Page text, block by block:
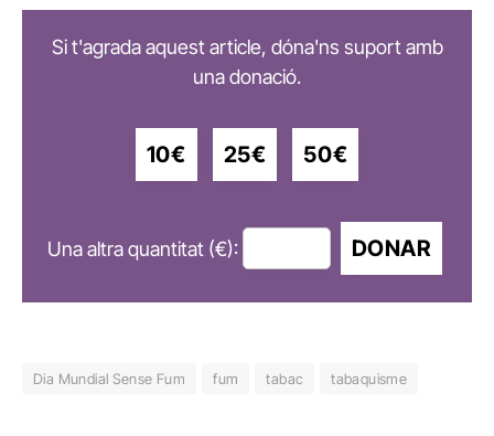
Si t'agrada aquest article, dóna'ns suport amb
una donació.
10€ 25€ 50€
Una altra quantitat (€): DONAR
Dia Mundial Sense Fum fum tabac tabaquisme